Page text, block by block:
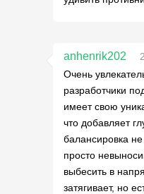
anhenrik202
Очень
разработчики
имеет свою
что добавляет
балансировка
просто
выбесить в
затягивает, но